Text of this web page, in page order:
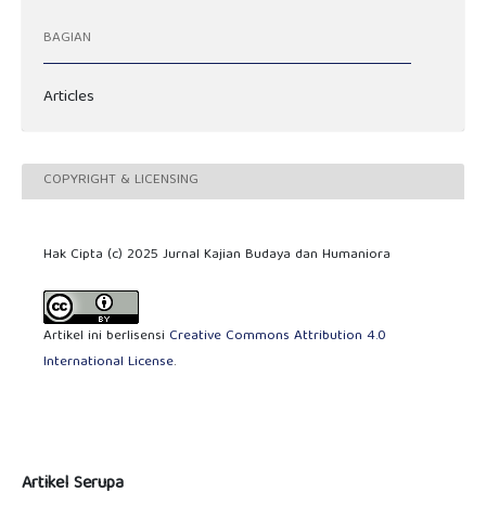
BAGIAN
Articles
COPYRIGHT & LICENSING
Hak Cipta (c) 2025 Jurnal Kajian Budaya dan Humaniora
Artikel ini berlisensi Creative Commons Attribution 4.0
International License.
Artikel Serupa